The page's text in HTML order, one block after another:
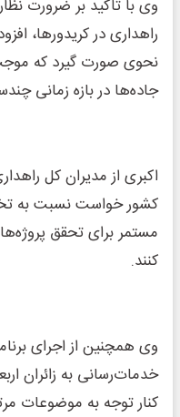
وی با تاکید بر ضرورت
راهداری در کریدورها،
نحوی صورت گیرد که
جاده‌ها در بازه زمانی
اکبری از مدیران‌ کل
کشور خواست نسبت به
مستمر برای تحقق
کنند.
وی همچنین از اجرای
خدمات‌رسانی به زائران
کنار توجه به موضوعات